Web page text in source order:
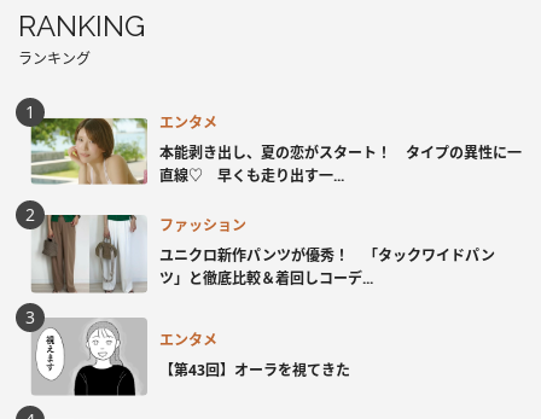
RANKING
ランキング
エンタメ
本能剥き出し、夏の恋がスタート！ タイプの異性に一
直線♡ 早くも走り出す一...
ファッション
ユニクロ新作パンツが優秀！ 「タックワイドパン
ツ」と徹底比較＆着回しコーデ...
エンタメ
【第43回】オーラを視てきた